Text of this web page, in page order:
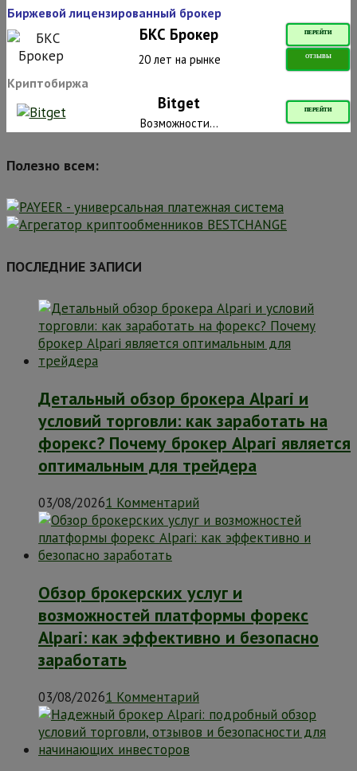
Биржевой лицензированный брокер
БКС Брокер ПЕРЕЙТИ
20 лет на рынке ОТЗЫВЫ
Криптобиржа
Bitget ПЕРЕЙТИ
Возможности...
Полезно всем:
ПОСЛЕДНИЕ ЗАПИСИ
Детальный обзор брокера Alpari и
условий торговли: как заработать на
форекс? Почему брокер Alpari является
оптимальным для трейдера
03/08/20261 Комментарий
Обзор брокерских услуг и
возможностей платформы форекс
Alpari: как эффективно и безопасно
заработать
03/08/20261 Комментарий